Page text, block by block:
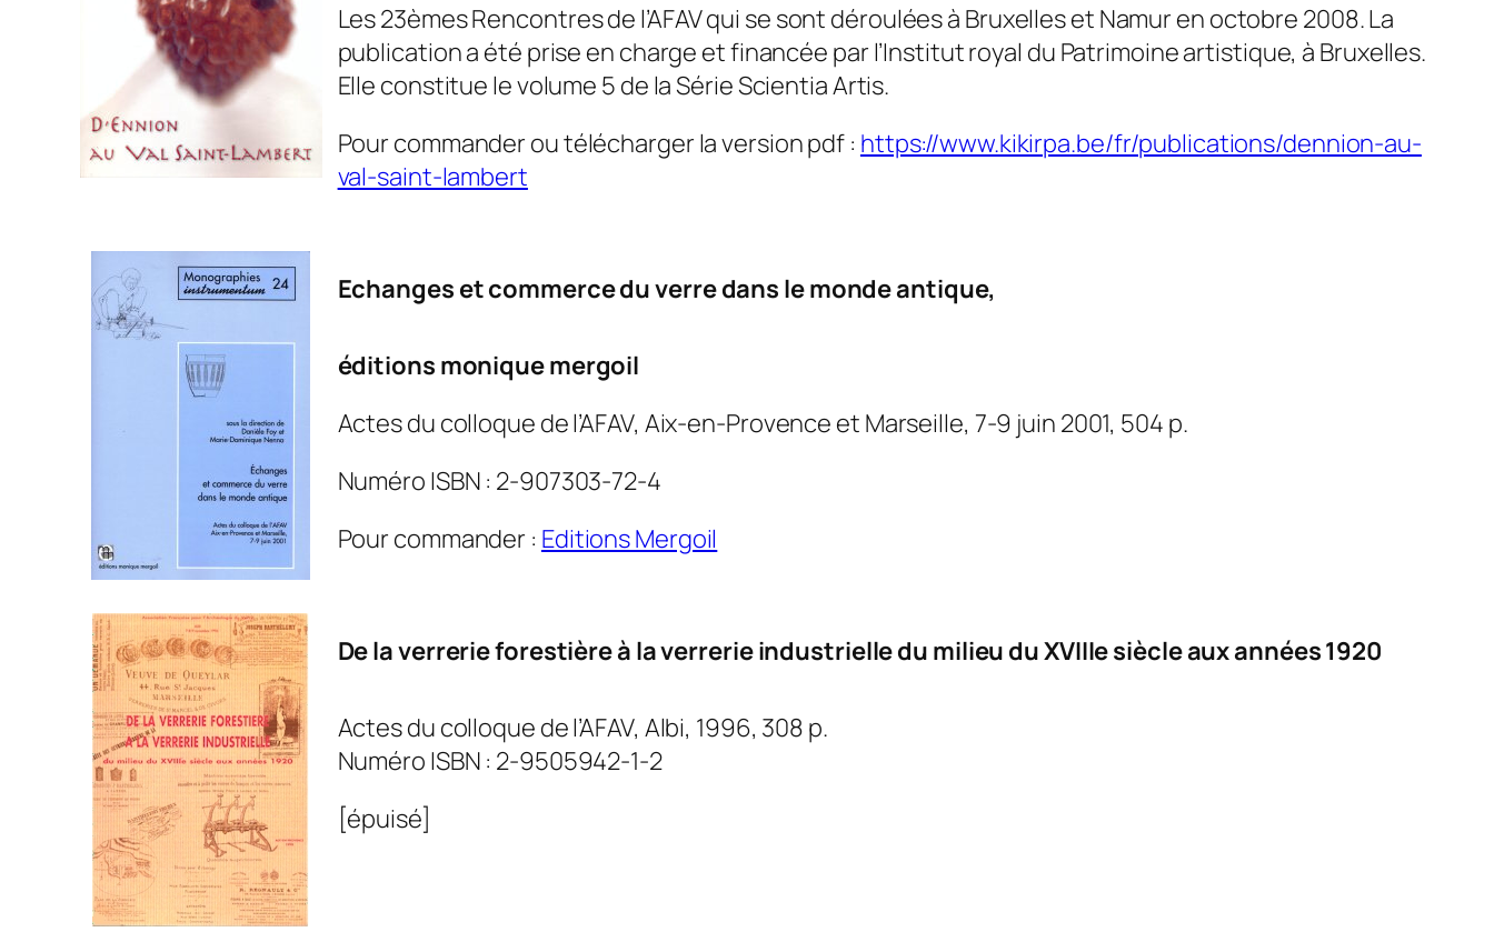
Les 23èmes Rencontres de l’AFAV qui se sont déroulées à Bruxelles et Namur en octobre 2008. La
publication a été prise en charge et financée par l’Institut royal du Patrimoine artistique, à Bruxelles.
Elle constitue le volume 5 de la Série Scientia Artis.
Pour commander ou télécharger la version pdf : https://www.kikirpa.be/fr/publications/dennion-au-
val-saint-lambert
Echanges et commerce du verre dans le monde antique,
éditions monique mergoil
Actes du colloque de l’AFAV, Aix-en-Provence et Marseille, 7-9 juin 2001, 504 p.
Numéro ISBN : 2-907303-72-4
Pour commander : Editions Mergoil
De la verrerie forestière à la verrerie industrielle du milieu du XVIIIe siècle aux années 1920
Actes du colloque de l’AFAV, Albi, 1996, 308 p.
Numéro ISBN : 2-9505942-1-2
[épuisé]